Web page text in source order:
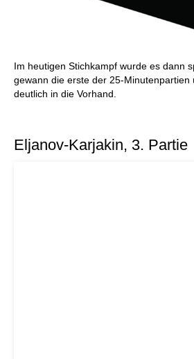
Im heutigen Stichkampf wurde es dann
gewann die erste der 25-Minutenpartien
deutlich in die Vorhand.
Eljanov-Karjakin, 3. Partie